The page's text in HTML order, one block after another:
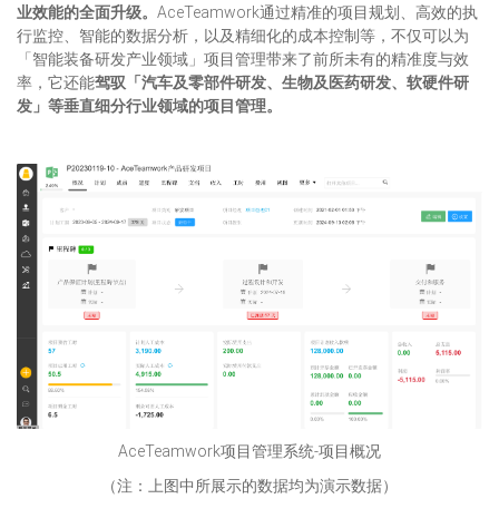
业效能的全面升级。 AceTeamwork通过精准的项目规划、高效的执
行监控、智能的数据分析，以及精细化的成本控制等，不仅可以为
「智能装备研发产业领域」项目管理带来了前所未有的精准度与效
率，它还能驾驭「汽车及零部件研发、生物及医药研发、软硬件研
发」等垂直细分行业领域的项目管理。
AceTeamwork项目管理系统-项目概况
（注：上图中所展示的数据均为演示数据）